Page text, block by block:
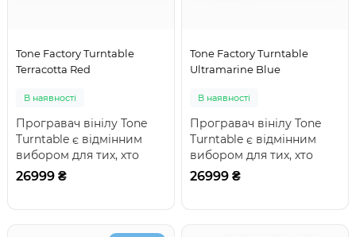
Tone Factory Turntable
Terracotta Red
В наявності
Програвач вінілу Tone
Turntable є відмінним
вибором для тих, хто
починає своє
26999 ₴
Tone Factory Turntable
Ultramarine Blue
В наявності
Програвач вінілу Tone
Turntable є відмінним
вибором для тих, хто
починає своє
26999 ₴